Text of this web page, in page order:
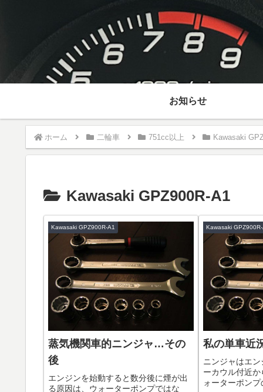
お知らせ
ホーム 二輪車 751cc以上 Kawasaki
Kawasaki GPZ900R-A1
Kawasaki GPZ900R-A1
蒸気機関車的ニンジャ…その
後
エンジンを始動すると数分後に煙が出
る原因は、ウォーターポンプではな
Kawasaki
私の単車近
ニンジャはエ
ーカウル付近
ォーターポン